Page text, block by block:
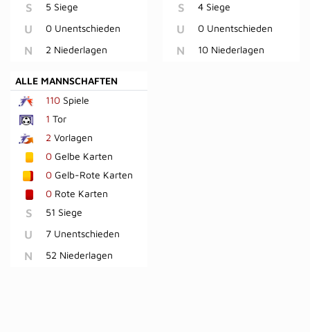
S 5 Siege
U 0 Unentschieden
N 2 Niederlagen
S 4 Siege
U 0 Unentschieden
N 10 Niederlagen
ALLE MANNSCHAFTEN
110 Spiele
1 Tor
2 Vorlagen
0 Gelbe Karten
0 Gelb-Rote Karten
0 Rote Karten
S 51 Siege
U 7 Unentschieden
N 52 Niederlagen